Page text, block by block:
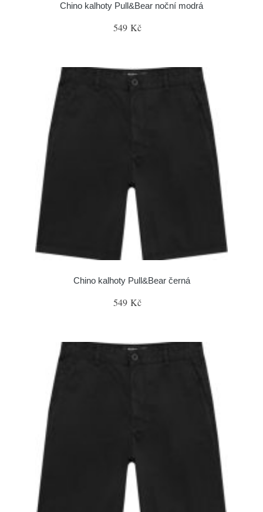
Chino kalhoty Pull&Bear noční modrá
549 Kč
Chino kalhoty Pull&Bear černá
549 Kč